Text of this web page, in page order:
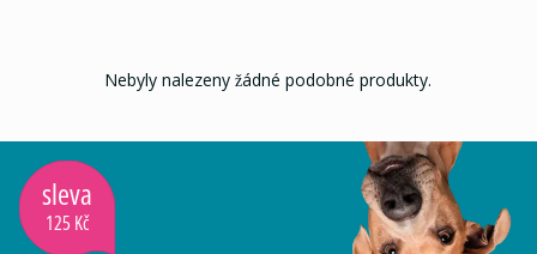
Nebyly nalezeny žádné podobné produkty.
sleva
125 Kč